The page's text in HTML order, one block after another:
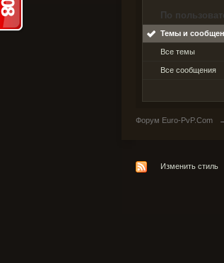
По
Темы и
Все темы
Все сообщения
Форум Euro-PvP.Com
Изменить стиль